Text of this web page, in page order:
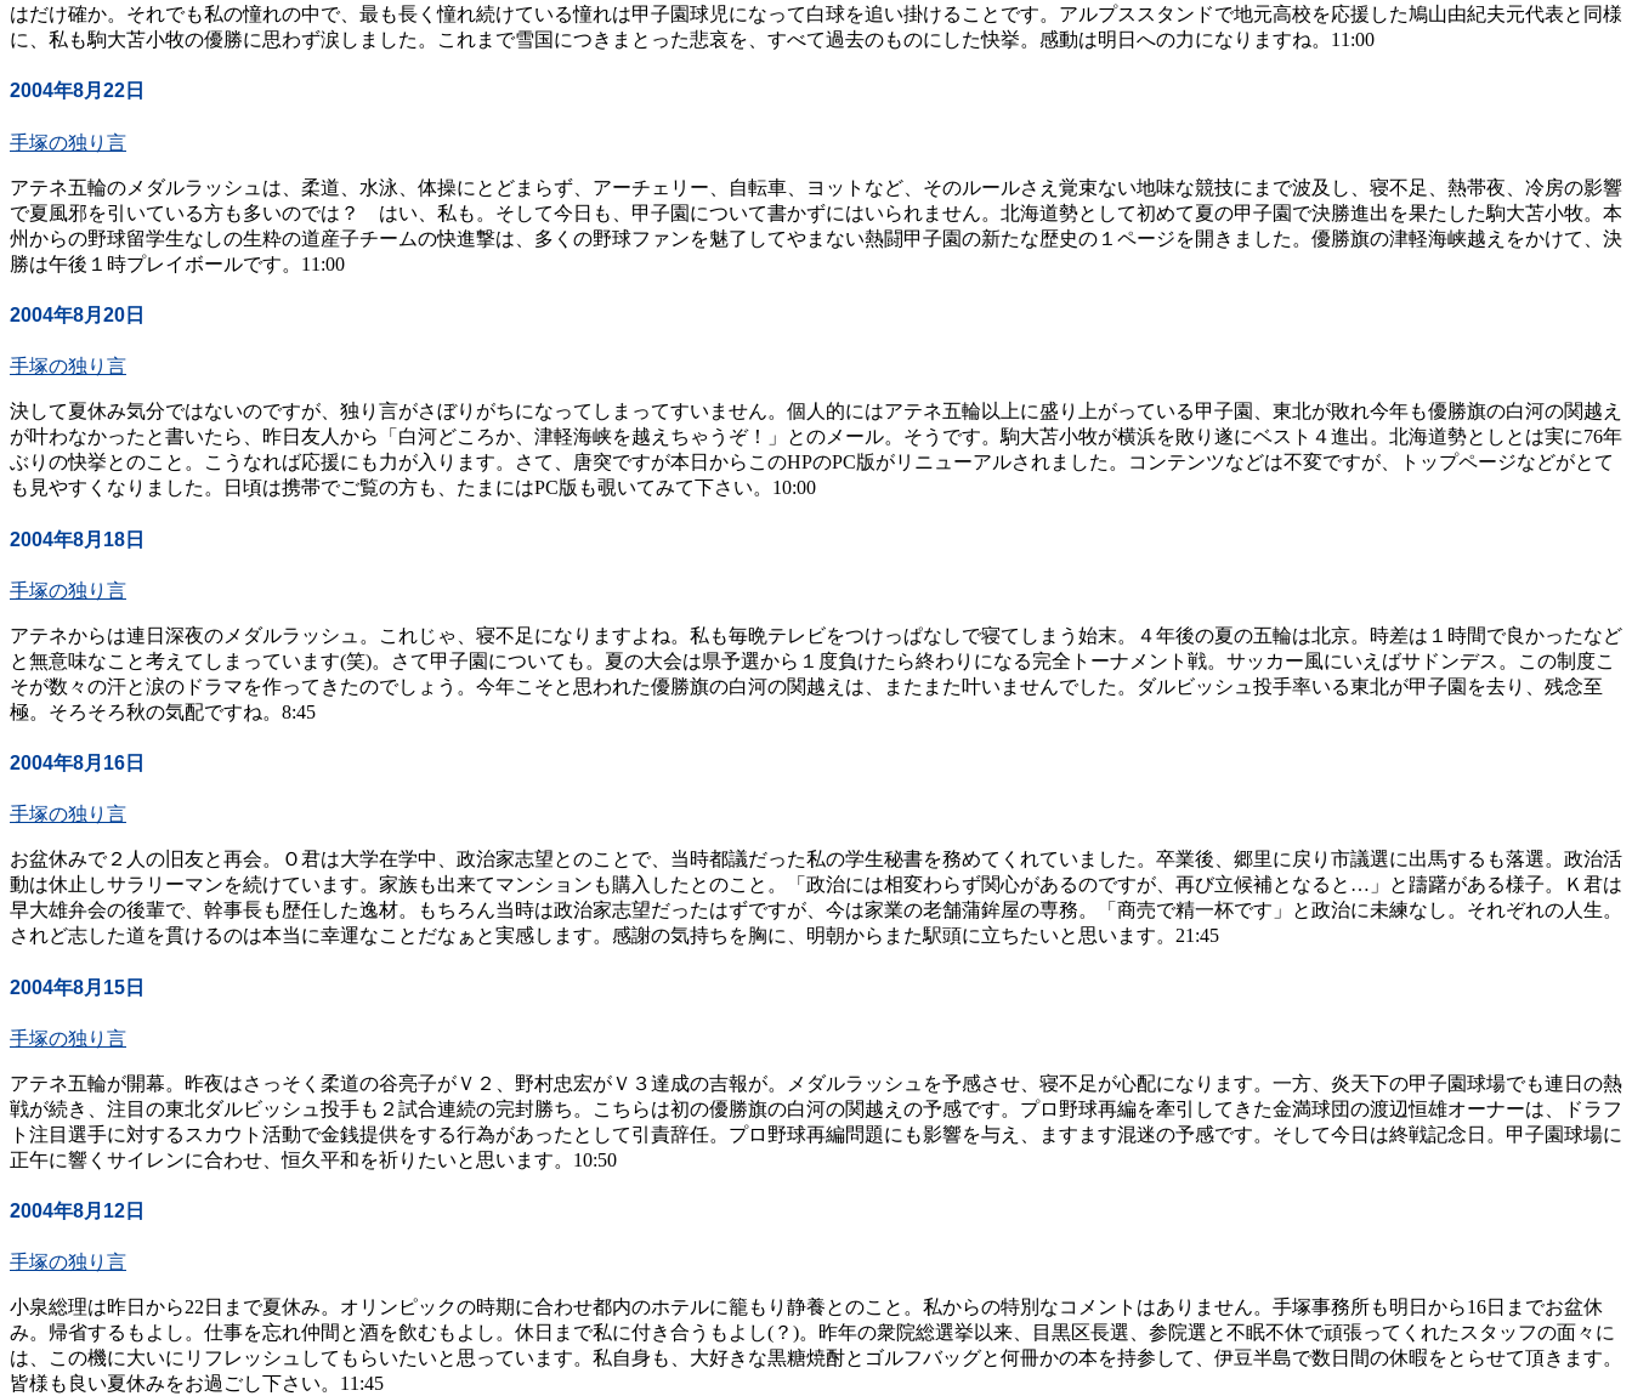
はだけ確か。それでも私の憧れの中で、最も長く憧れ続けている憧れは甲子園球児になって白球を追い掛けることです。アルプススタンドで地元高校を応援した鳩山由紀夫元代表と同様
に、私も駒大苫小牧の優勝に思わず涙しました。これまで雪国につきまとった悲哀を、すべて過去のものにした快挙。感動は明日への力になりますね。11:00
2004年8月22日
手塚の独り言
アテネ五輪のメダルラッシュは、柔道、水泳、体操にとどまらず、アーチェリー、自転車、ヨットなど、そのルールさえ覚束ない地味な競技にまで波及し、寝不足、熱帯夜、冷房の影響
で夏風邪を引いている方も多いのでは？ はい、私も。そして今日も、甲子園について書かずにはいられません。北海道勢として初めて夏の甲子園で決勝進出を果たした駒大苫小牧。本
州からの野球留学生なしの生粋の道産子チームの快進撃は、多くの野球ファンを魅了してやまない熱闘甲子園の新たな歴史の１ページを開きました。優勝旗の津軽海峡越えをかけて、決
勝は午後１時プレイボールです。11:00
2004年8月20日
手塚の独り言
決して夏休み気分ではないのですが、独り言がさぼりがちになってしまってすいません。個人的にはアテネ五輪以上に盛り上がっている甲子園、東北が敗れ今年も優勝旗の白河の関越え
が叶わなかったと書いたら、昨日友人から「白河どころか、津軽海峡を越えちゃうぞ！」とのメール。そうです。駒大苫小牧が横浜を敗り遂にベスト４進出。北海道勢としとは実に76年
ぶりの快挙とのこと。こうなれば応援にも力が入ります。さて、唐突ですが本日からこのHPのPC版がリニューアルされました。コンテンツなどは不変ですが、トップページなどがとて
も見やすくなりました。日頃は携帯でご覧の方も、たまにはPC版も覗いてみて下さい。10:00
2004年8月18日
手塚の独り言
アテネからは連日深夜のメダルラッシュ。これじゃ、寝不足になりますよね。私も毎晩テレビをつけっぱなしで寝てしまう始末。４年後の夏の五輪は北京。時差は１時間で良かったなど
と無意味なこと考えてしまっています(笑)。さて甲子園についても。夏の大会は県予選から１度負けたら終わりになる完全トーナメント戦。サッカー風にいえばサドンデス。この制度こ
そが数々の汗と涙のドラマを作ってきたのでしょう。今年こそと思われた優勝旗の白河の関越えは、またまた叶いませんでした。ダルビッシュ投手率いる東北が甲子園を去り、残念至
極。そろそろ秋の気配ですね。8:45
2004年8月16日
手塚の独り言
お盆休みで２人の旧友と再会。Ｏ君は大学在学中、政治家志望とのことで、当時都議だった私の学生秘書を務めてくれていました。卒業後、郷里に戻り市議選に出馬するも落選。政治活
動は休止しサラリーマンを続けています。家族も出来てマンションも購入したとのこと。「政治には相変わらず関心があるのですが、再び立候補となると…」と躊躇がある様子。Ｋ君は
早大雄弁会の後輩で、幹事長も歴任した逸材。もちろん当時は政治家志望だったはずですが、今は家業の老舗蒲鉾屋の専務。「商売で精一杯です」と政治に未練なし。それぞれの人生。
されど志した道を貫けるのは本当に幸運なことだなぁと実感します。感謝の気持ちを胸に、明朝からまた駅頭に立ちたいと思います。21:45
2004年8月15日
手塚の独り言
アテネ五輪が開幕。昨夜はさっそく柔道の谷亮子がＶ２、野村忠宏がＶ３達成の吉報が。メダルラッシュを予感させ、寝不足が心配になります。一方、炎天下の甲子園球場でも連日の熱
戦が続き、注目の東北ダルビッシュ投手も２試合連続の完封勝ち。こちらは初の優勝旗の白河の関越えの予感です。プロ野球再編を牽引してきた金満球団の渡辺恒雄オーナーは、ドラフ
ト注目選手に対するスカウト活動で金銭提供をする行為があったとして引責辞任。プロ野球再編問題にも影響を与え、ますます混迷の予感です。そして今日は終戦記念日。甲子園球場に
正午に響くサイレンに合わせ、恒久平和を祈りたいと思います。10:50
2004年8月12日
手塚の独り言
小泉総理は昨日から22日まで夏休み。オリンピックの時期に合わせ都内のホテルに籠もり静養とのこと。私からの特別なコメントはありません。手塚事務所も明日から16日までお盆休
み。帰省するもよし。仕事を忘れ仲間と酒を飲むもよし。休日まで私に付き合うもよし(？)。昨年の衆院総選挙以来、目黒区長選、参院選と不眠不休で頑張ってくれたスタッフの面々に
は、この機に大いにリフレッシュしてもらいたいと思っています。私自身も、大好きな黒糖焼酎とゴルフバッグと何冊かの本を持参して、伊豆半島で数日間の休暇をとらせて頂きます。
皆様も良い夏休みをお過ごし下さい。11:45